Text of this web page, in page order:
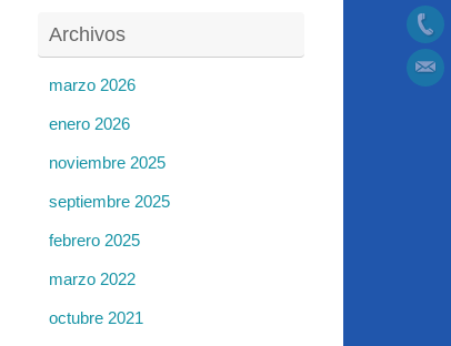
Archivos
marzo 2026
enero 2026
noviembre 2025
septiembre 2025
febrero 2025
marzo 2022
octubre 2021